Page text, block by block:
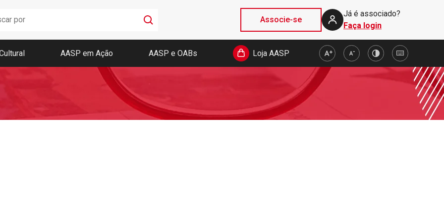
Associe-se
Já é associado?
Faça login
Boletim AASP
Coleção de Códigos de Bolso
Revista da AASP
AASP em Ação AASP e OABs Loja AASP